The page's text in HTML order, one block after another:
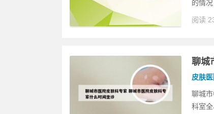
的情
阅读
聊城
皮肤
聊城
科室